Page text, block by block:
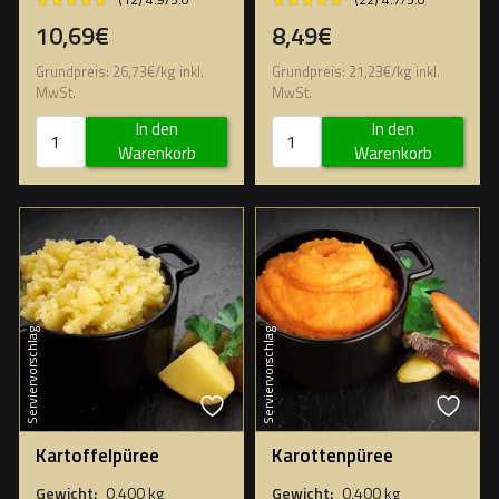
10,69€
Grundpreis: 26,73€/kg inkl.
MwSt.
In den
Warenkorb
8,49€
Grundpreis: 21,23€/kg inkl.
MwSt.
In den
Warenkorb
Serviervorschlag
Kartoffelpüree
Gewicht: 0,400 kg
Serviervorschlag
Karottenpüree
Gewicht: 0,400 kg